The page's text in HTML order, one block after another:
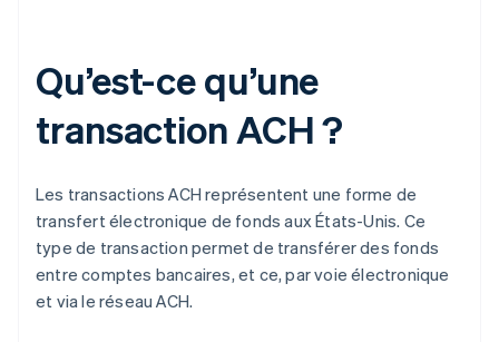
Qu’est-ce qu’une
transaction ACH ?
Les transactions ACH représentent une forme de
transfert électronique de fonds aux États-Unis. Ce
type de transaction permet de transférer des fonds
entre comptes bancaires, et ce, par voie électronique
et via le réseau ACH.